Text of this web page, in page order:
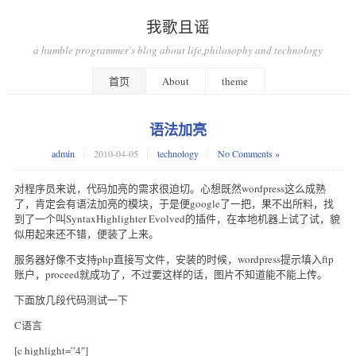
我歌且谣
a humble programmer's blog about life,philosophy and technology
首页 About theme
语法加亮
admin 2010-04-05 technology No Comments »
对程序员来说，代码加亮的需求很迫切。心想既然wordpress这么成熟
了，肯定会有语法加亮的模块，于是便google了一把，果不出所料，找
到了一个叫SyntaxHighlighter Evolved的插件，在本地机器上试了试，貌
似用起来还不错，便装了上来。
服务器好像不支持php直接写文件，安装的时候，wordpress提示填入ftp
账户，proceed就成功了，不过要这样的话，图片不知道能不能上传。
下面放几段代码测试一下
C语言
[c highlight=”4″]